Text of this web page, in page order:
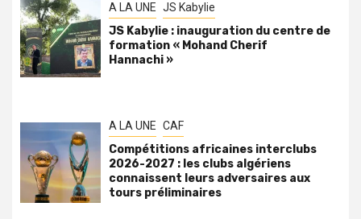
A LA UNE JS Kabylie
JS Kabylie : inauguration du centre de
formation « Mohand Cherif
Hannachi »
A LA UNE CAF
Compétitions africaines interclubs
2026-2027 : les clubs algériens
connaissent leurs adversaires aux
tours préliminaires